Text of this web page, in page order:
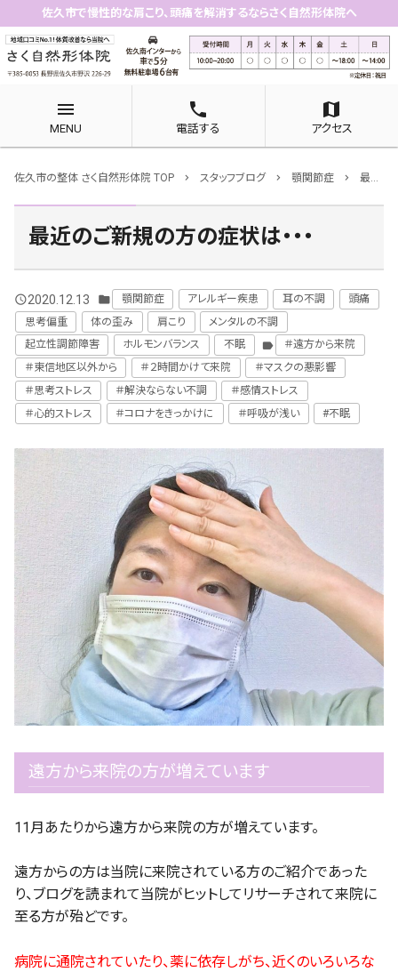
佐久市で慢性的な肩こり、頭痛を解消するならさく自然形体院へ
menu
MENU
phone
電話する
map
アクセス
佐久市の整体 さく自然形体院 TOP chevron_right スタッフブログ chevron_right 顎関節症 chevron_right 最近のご新規の方の症状は・・・
最近のご新規の方の症状は・・・
query_builder2020.12.13 folder 顎関節症 アレルギー疾患 耳の不調
頭痛
思考偏重
体の歪み 肩こり
メンタルの不調
起立性調節障害
ホルモンバランス 不眠 label
＃遠方から来院
＃東信地区以外から
＃２時間かけて来院
＃マスクの悪影響
＃思考ストレス
＃解決ならない不調
＃感情ストレス
＃心的ストレス
＃コロナをきっかけに ＃呼吸が浅い #不眠
遠方から来院の方が増えています
11月あたりから遠方から来院の方が増えています。
遠方からの方は当院に来院されている方のご紹介であった
り、ブログを読まれて当院がヒットしてリサーチされて来院に
至る方が殆どです。
病院に通院されていたり、薬に依存しがち、近くのいろいろな